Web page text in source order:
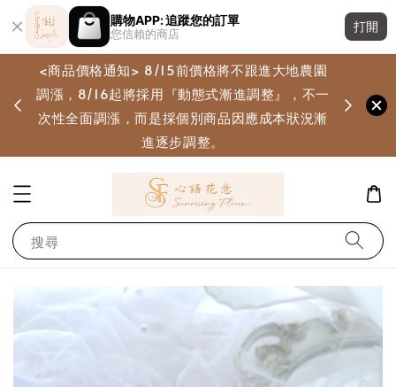
購物APP: 追蹤您的訂單
您信賴的商店
打開
<商品價格通知> 8/15前價格將不跟進大地農園
調漲，8/16起將採用『動態式漸進調整』，不一
次性全面調漲，而是採個別商品因應成本狀況漸
進逐步調整。
搜尋